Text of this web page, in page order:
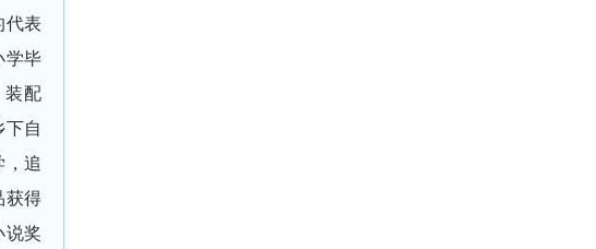
代表
学毕
装配
下自
，追
获得
说奖